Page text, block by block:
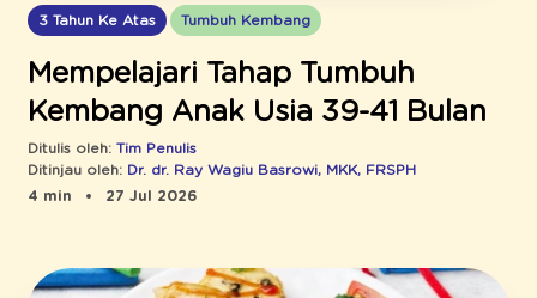
3 Tahun Ke Atas Tumbuh Kembang
Mempelajari Tahap Tumbuh
Kembang Anak Usia 39-41 Bulan
Ditulis oleh: Tim Penulis
Ditinjau oleh: Dr. dr. Ray Wagiu Basrowi, MKK, FRSPH
4 min
27 Jul 2026